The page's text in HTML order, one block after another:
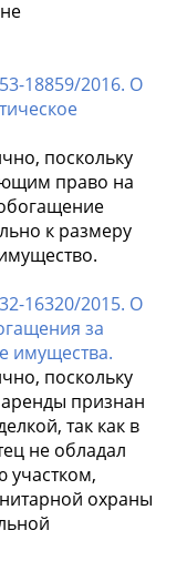
18859/2016. О
поскольку
право на
к размеру
16320/2015. О
за
имущества.
поскольку
признан
так как в
не обладал
охраны